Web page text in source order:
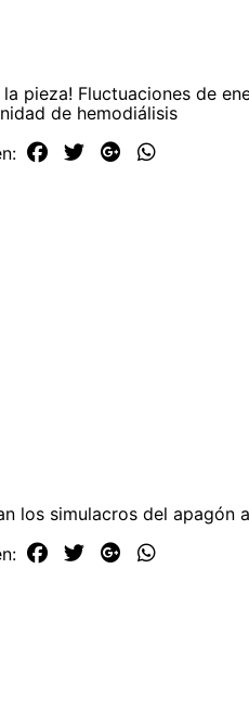
la pieza! Fluctuaciones de
de hemodiálisis
los simulacros del apagón